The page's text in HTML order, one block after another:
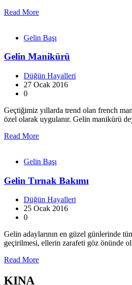
Read More
Gelin Başı
Gelin Manikürü
Düğün Hayalleri
27 Ocak 2016
0
Geçtiğimiz yıllarda trend olan french
özel olarak uygulanır. Gelin manikürü
Read More
Gelin Başı
Gelin Tırnak Bakımı
Düğün Hayalleri
25 Ocak 2016
0
Gelin adaylarının en güzel günlerinde
geçirilmesi, ellerin zarafeti göz önünde
Read More
KINA